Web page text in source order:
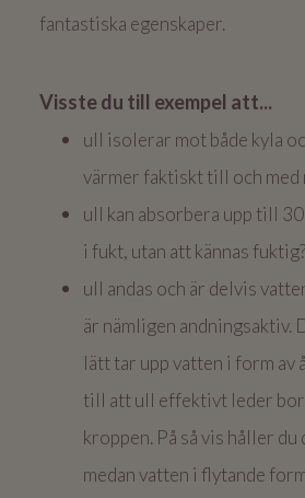
fantastiska egenskaper.
Visste du till exempel att...
ull isolerar mot både kyla
värmer faktiskt till och med
ull kan absorbera upp till
i fukt, utan att kännas fuktig?
ull andas och är delvis
är nämligen andningsaktiv.
lätt tar upp vatten i form av
till att ull effektivt leder
kroppen. På så vis håller
medan vatten i flytande